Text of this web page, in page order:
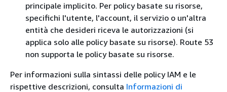
principale implicito. Per policy basate su risorse,
specifichi l'utente, l'account, il servizio o un'altra
entità che desideri riceva le autorizzazioni (si
applica solo alle policy basate su risorse). Route 53
non supporta le policy basate su risorse.
Per informazioni sulla sintassi delle policy IAM e le
rispettive descrizioni, consulta Informazioni di